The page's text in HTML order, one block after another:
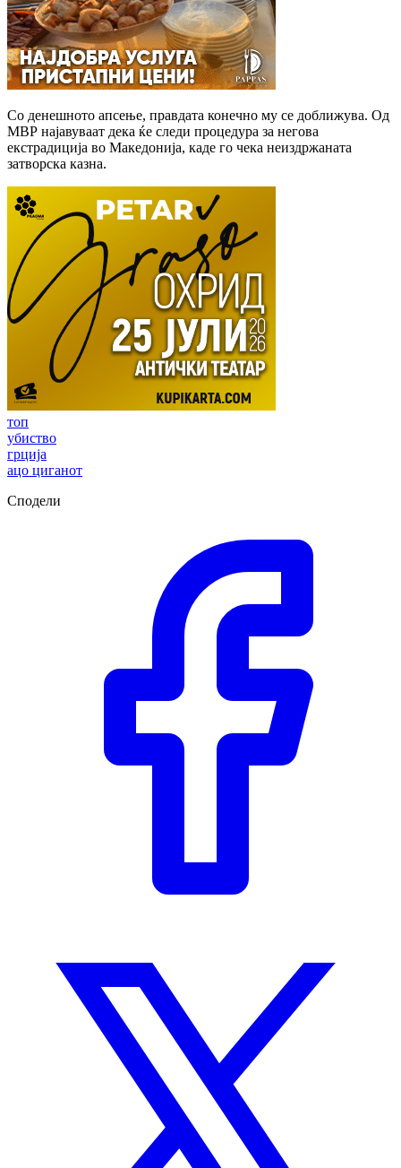
Со денешното апсење, правдата конечно му се доближува. Од
МВР најавуваат дека ќе следи процедура за негова
екстрадиција во Македонија, каде го чека неиздржаната
затворска казна.
топ
убиство
грција
ацо циганот
Сподели